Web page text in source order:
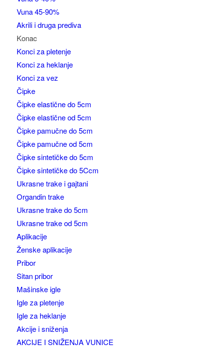
Vuna 45-90%
Akrili i druga prediva
Konac
Konci za pletenje
Konci za heklanje
Konci za vez
Čipke
Čipke elastične do 5cm
Čipke elastične od 5cm
Čipke pamučne do 5cm
Čipke pamučne od 5cm
Čipke sintetičke do 5cm
Čipke sintetičke do 5Ccm
Ukrasne trake i gajtani
Organdin trake
Ukrasne trake do 5cm
Ukrasne trake od 5cm
Aplikacije
Ženske aplikacije
Pribor
Sitan pribor
Mašinske igle
Igle za pletenje
Igle za heklanje
Akcije i sniženja
AKCIJE I SNIŽENJA VUNICE